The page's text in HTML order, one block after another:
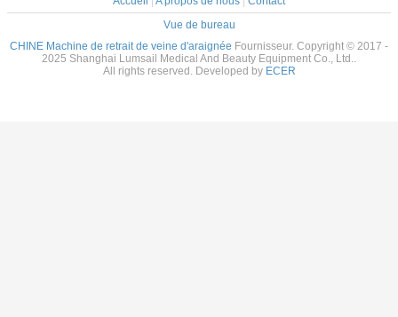
Vue de bureau
CHINE Machine de retrait de veine d'araignée Fournisseur. Copyright © 2017 -
2025 Shanghai Lumsail Medical And Beauty Equipment Co., Ltd..
All rights reserved. Developed by ECER